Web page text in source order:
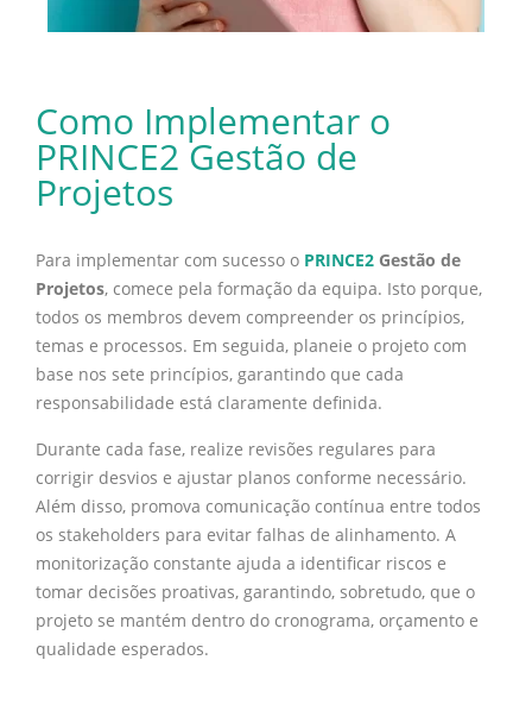
Como Implementar o
PRINCE2 Gestão de
Projetos
Para implementar com sucesso o PRINCE2 Gestão de
Projetos, comece pela formação da equipa. Isto porque,
todos os membros devem compreender os princípios,
temas e processos. Em seguida, planeie o projeto com
base nos sete princípios, garantindo que cada
responsabilidade está claramente definida.
Durante cada fase, realize revisões regulares para
corrigir desvios e ajustar planos conforme necessário.
Além disso, promova comunicação contínua entre todos
os stakeholders para evitar falhas de alinhamento. A
monitorização constante ajuda a identificar riscos e
tomar decisões proativas, garantindo, sobretudo, que o
projeto se mantém dentro do cronograma, orçamento e
qualidade esperados.